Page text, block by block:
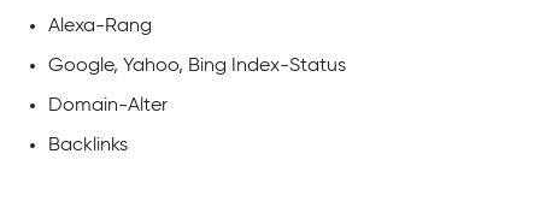
Alexa-Rang
Google, Yahoo, Bing Index-Status
Domain-Alter
Backlinks